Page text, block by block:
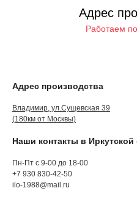
Адрес
Работаем
Адрес производства
Владимир, ул.Сущевская 39
(180км от Москвы)
Наши контакты в Иркутской
Пн-Пт с 9-00 до 18-00
+7 930 830-42-50
ilo-1988@mail.ru